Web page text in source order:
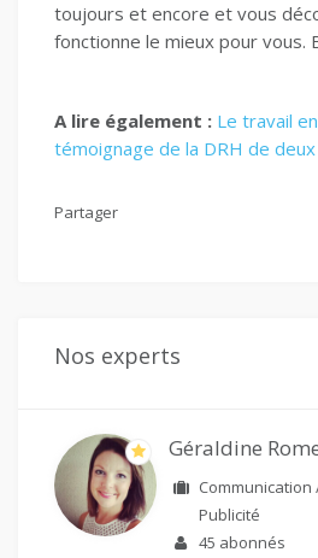
toujours et encore et vous
fonctionne le mieux pour vous.
A lire également : Le travail
témoignage de la DRH de
Partager
Nos experts
Géraldine
Communication
Publicité
45 abonnés